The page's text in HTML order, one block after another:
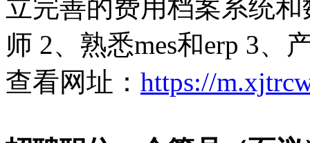
立完善的费用档案系统
师 2、熟悉mes和erp 3、
查看网址： https://